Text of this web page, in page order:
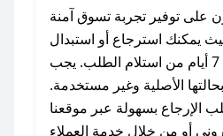
### كيف تحصل على كوبونات خصم حصرية من
قولدن فالكون؟
وخصومات حصرية، قم بما
يلي:
- اضغط على أيقونة متابعة لمتجر قولدن فالكون في
تطبيق صحصح.
على توفير تجربة تسوق آمنة
يمكنك استرجاع أو استبدال
المنتجات مجانًا خلال 7 أيام من استلام الطلب. يجب
الأصلية وغير مستخدمة.
الإرجاع بسهولة عبر موقعنا